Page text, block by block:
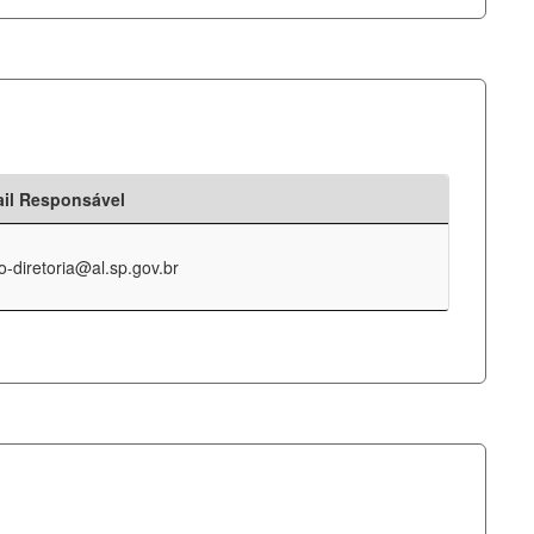
Responsável
diretoria@al.sp.gov.br